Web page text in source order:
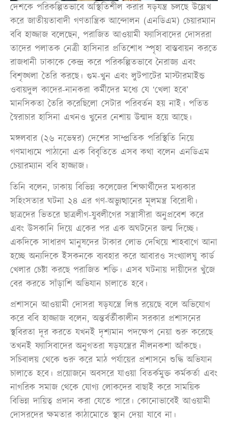
দেশকে পরিকল্পিতভাবে অস্থিতিশীল করার ষড়যন্ত্র চলছে উল্লেখ
করে জাতীয়তাবাদী গণতান্ত্রিক আন্দোলন (এনডিএম) চেয়ারম্যান
ববি হাজ্জাজ বলেছেন, পরাজিত আওয়ামী ফ্যাসিবাদের দোসররা
তাদের পলাতক নেত্রী হাসিনার প্রতিশোধ স্পৃহা বাস্তবায়ন করতে
রাজধানী ঢাকাকে কেন্দ্র করে পরিকল্পিতভাবে নৈরাজ্য এবং
বিশৃঙ্খলা তৈরি করছে। গুম-খুন এবং লুটপাটের মাস্টারমাইন্ড
ওবায়দুল কাদের-নানকরা কর্মীদের মধ্যে যে ‌‘খেলা হবে’
মানসিকতা তৈরি করেছিলো সেটার পরিবর্তন হয় নাই। পতিত
স্বৈরাচার হাসিনা এখনও খুনের নেশায় উন্মাদ হয়ে আছে।
মঙ্গলবার (২৬ নভেম্বর) দেশের সাম্প্রতিক পরিস্থিতি নিয়ে
গণমাধ্যমে পাঠানো এক বিবৃতিতে এসব কথা বলেন এনডিএম
চেয়ারম্যান ববি হাজ্জাজ।
তিনি বলেন, ঢাকায় বিভিন্ন কলেজের শিক্ষার্থীদের মধ্যকার
সহিংসতার ঘটনা ২৪ এর গণ-অভ্যুত্থানের মূলমন্ত্র বিরোধী।
ছাত্রদের ভিতরে ছাত্রলীগ-যুবলীগের সন্ত্রাসীরা অনুপ্রবেশ করে
এবং উসকানি দিয়ে একের পর এক অঘটনের জন্ম দিচ্ছে।
একদিকে সাধারণ মানুষদের টাকার লোভ দেখিয়ে শাহবাগে আনা
হচ্ছে অন্যদিকে ইসকনকে ব্যবহার করে আবারও সংখ্যালঘু কার্ড
খেলার চেষ্টা করছে পরাজিত শক্তি। এসব ঘটনায় দায়ীদের খুঁজে
বের করতে সাঁড়াশি অভিযান চালাতে হবে।
প্রশাসনে আওয়ামী দোসরা ষড়যন্ত্রে লিপ্ত রয়েছে বলে অভিযোগ
করে ববি হাজ্জাজ বলেন, অন্তর্বর্তীকালীন সরকার প্রশাসনের
স্থবিরতা দূর করতে যখনই দৃশ্যমান পদক্ষেপ নেয়া শুরু করেছে
তখনই ফ্যাসিবাদের অনুগতরা ষড়যন্ত্রের নীলনকশা আঁকছে।
সচিবালয় থেকে শুরু করে মাঠ পর্যায়ের প্রশাসনে শুদ্ধি অভিযান
চালাতে হবে। প্রয়োজনে অবসরে যাওয়া বিতর্কমুক্ত কর্মকর্তা এবং
নাগরিক সমাজ থেকে যোগ্য লোকদের বাছাই করে সাময়িক
বিভিন্ন দায়িত্ব প্রদান করা যেতে পারে। কোনোভাবেই আওয়ামী
দোসরদের ক্ষমতার কাঠামোতে স্থান দেয়া যাবে না।